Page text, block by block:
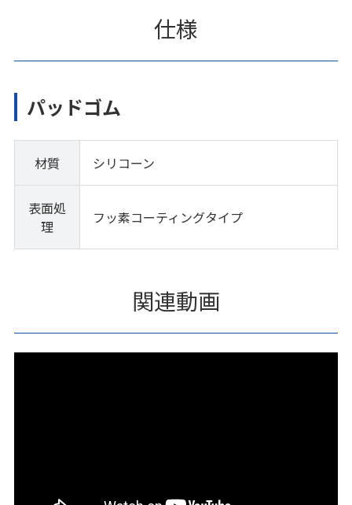
仕様
パッドゴム
材質 シリコーン
表面処
理
フッ素コーティングタイプ
関連動画